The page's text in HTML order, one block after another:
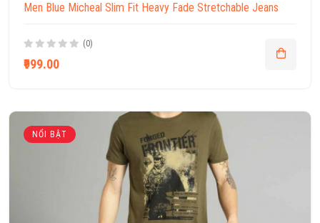
Men Blue Micheal Slim Fit Heavy Fade Stretchable Jeans
(0)
₹999.00
NỔI BẬT